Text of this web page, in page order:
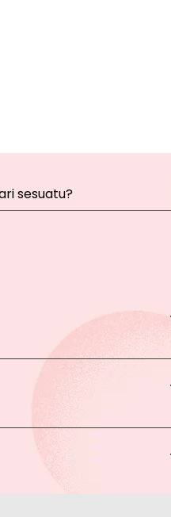
pada halaman Produk
Anda dapatkan apabila